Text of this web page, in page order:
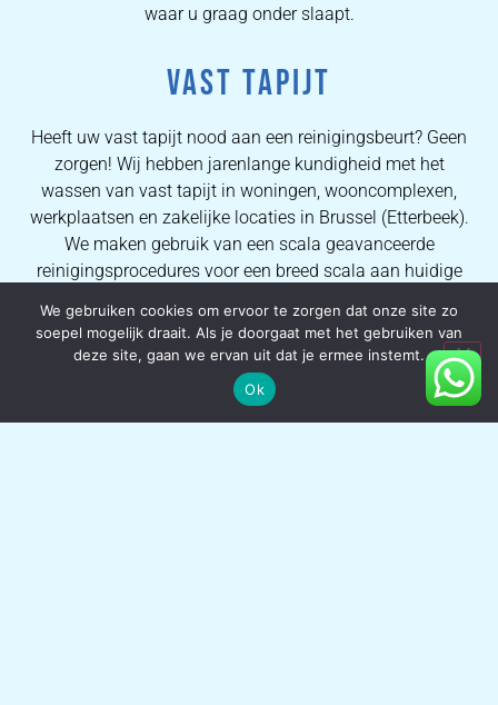
waar u graag onder slaapt.
VAST TAPIJT
Heeft uw vast tapijt nood aan een reinigingsbeurt? Geen
zorgen! Wij hebben jarenlange kundigheid met het
wassen van vast tapijt in woningen, wooncomplexen,
werkplaatsen en zakelijke locaties in Brussel (Etterbeek).
We maken gebruik van een scala geavanceerde
reinigingsprocedures voor een breed scala aan huidige
eersteklas resultaten verzekeren. Dankzij de uitgebreide
kennis van onze operators kunnen wij al onze
consumenten ideale vlekverwijderingsprocessen en
kwalitatieve tapijtreinigingsresultaten verzekeren.
We gebruiken cookies om ervoor te zorgen dat onze site zo
soepel mogelijk draait. Als je doorgaat met het gebruiken van
deze site, gaan we ervan uit dat je ermee instemt.
Ok